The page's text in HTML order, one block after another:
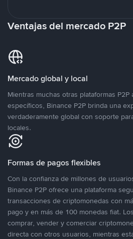
Ventajas del mercado P2P
Mercado global y local
Mientras muchas otras plataformas P2P
específicos, Binance P2P brinda una
verdaderamente global con soporte
locales.
Formas de pagos flexibles
Con la confianza de millones de
Binance P2P ofrece una plataforma
transacciones de criptomonedas con
pago y en más de 100 monedas fiat.
comprar, vender y comerciar
directa con otros usuarios, mientras